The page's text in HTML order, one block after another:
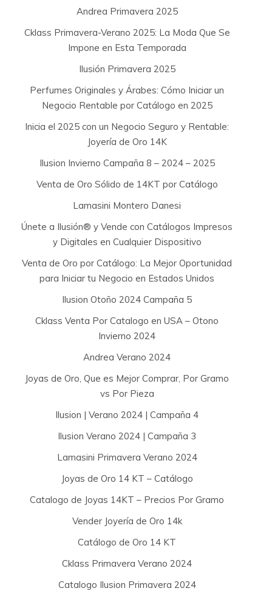
:
Andrea Primavera 2025
Cklass Primavera-Verano 2025: La Moda Que Se
Impone en Esta Temporada
Ilusión Primavera 2025
Perfumes Originales y Árabes: Cómo Iniciar un
Negocio Rentable por Catálogo en 2025
Inicia el 2025 con un Negocio Seguro y Rentable:
Joyería de Oro 14K
Ilusion Invierno Campaña 8 – 2024 – 2025
Venta de Oro Sólido de 14KT por Catálogo
Lamasini Montero Danesi
Únete a Ilusión® y Vende con Catálogos Impresos
y Digitales en Cualquier Dispositivo
Venta de Oro por Catálogo: La Mejor Oportunidad
para Iniciar tu Negocio en Estados Unidos
Ilusion Otoño 2024 Campaña 5
Cklass Venta Por Catalogo en USA – Otono
Invierno 2024
Andrea Verano 2024
Joyas de Oro, Que es Mejor Comprar, Por Gramo
vs Por Pieza
Ilusion | Verano 2024 | Campaña 4
Ilusion Verano 2024 | Campaña 3
Lamasini Primavera Verano 2024
Joyas de Oro 14 KT – Catálogo
Catalogo de Joyas 14KT – Precios Por Gramo
Vender Joyería de Oro 14k
Catálogo de Oro 14 KT
Cklass Primavera Verano 2024
Catalogo Ilusion Primavera 2024